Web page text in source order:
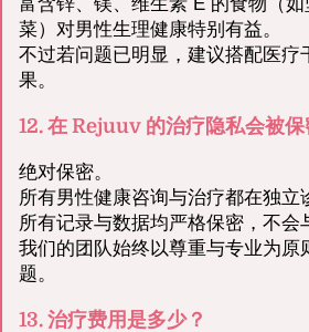
菜）对男性生理健康特别有益。
不过若问题已明显，建议搭配医疗
果。
12. 在 Rejuuv 的治疗隐私会被保
绝对保密。
所有男性健康咨询与治疗都在独立
所有记录与数据均严格保密，不会
我们的团队始终以尊重与专业为原
题。
13. 治疗费用是多少？